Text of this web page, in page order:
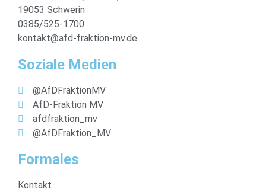
19053 Schwerin
0385/525-1700
kontakt@afd-fraktion-mv.de
Soziale Medien
@AfDFraktionMV
AfD-Fraktion MV
afdfraktion_mv
@AfDFraktion_MV
Formales
Kontakt